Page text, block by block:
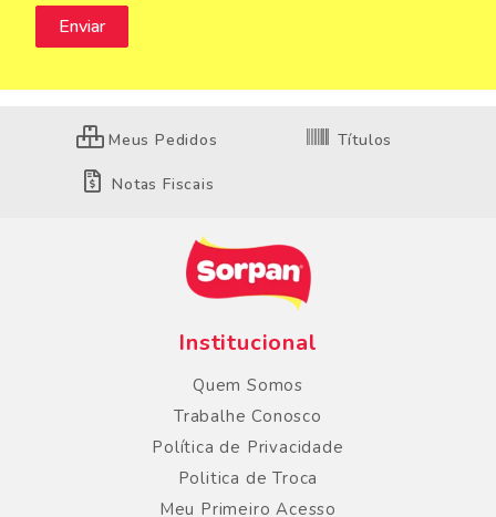
Meus Pedidos Títulos
Notas Fiscais
Institucional
Quem Somos
Trabalhe Conosco
Política de Privacidade
Politica de Troca
Meu Primeiro Acesso